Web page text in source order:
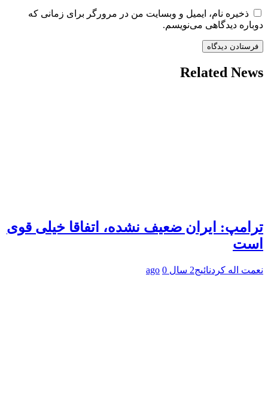
ذخیره نام، ایمیل و وبسایت من در مرورگر برای زمانی که
دوباره دیدگاهی می‌نویسم.
Related News
ترامپ: ایران ضعیف نشده، اتفاقا خیلی قوی
است
نعمت اله کردنائیج2 سال ago 0